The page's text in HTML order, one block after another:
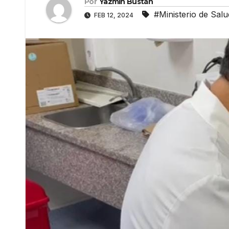
FEB 12, 2024 #Ministerio de